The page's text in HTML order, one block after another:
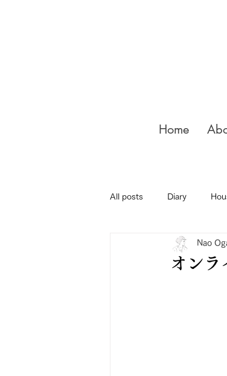
Home
All posts Diary
オンラ
Nao